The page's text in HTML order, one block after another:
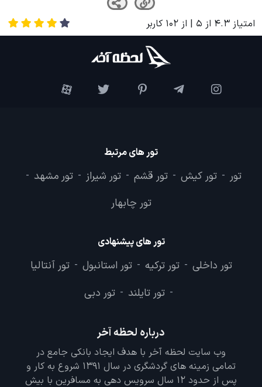
امتیاز 4.3 از 5 | از 102 کاربر
تور های مرتبط
تور - تور کیش - تور قشم - تور شیراز - تور مشهد -
تور چابهار
تور های پیشنهادی
تور داخلی - تور ترکیه - تور استانبول - تور آنتالیا
- تور تایلند - تور دبی
درباره لحظه آخر
وب سایت لحظه آخر با هدف ایجاد بانکی جامع در
تمامی زمینه های گردشگری در سال 1391 شروع به کار و
پس از حدود 12 سال سرویس دهی به مسافرین با بیش